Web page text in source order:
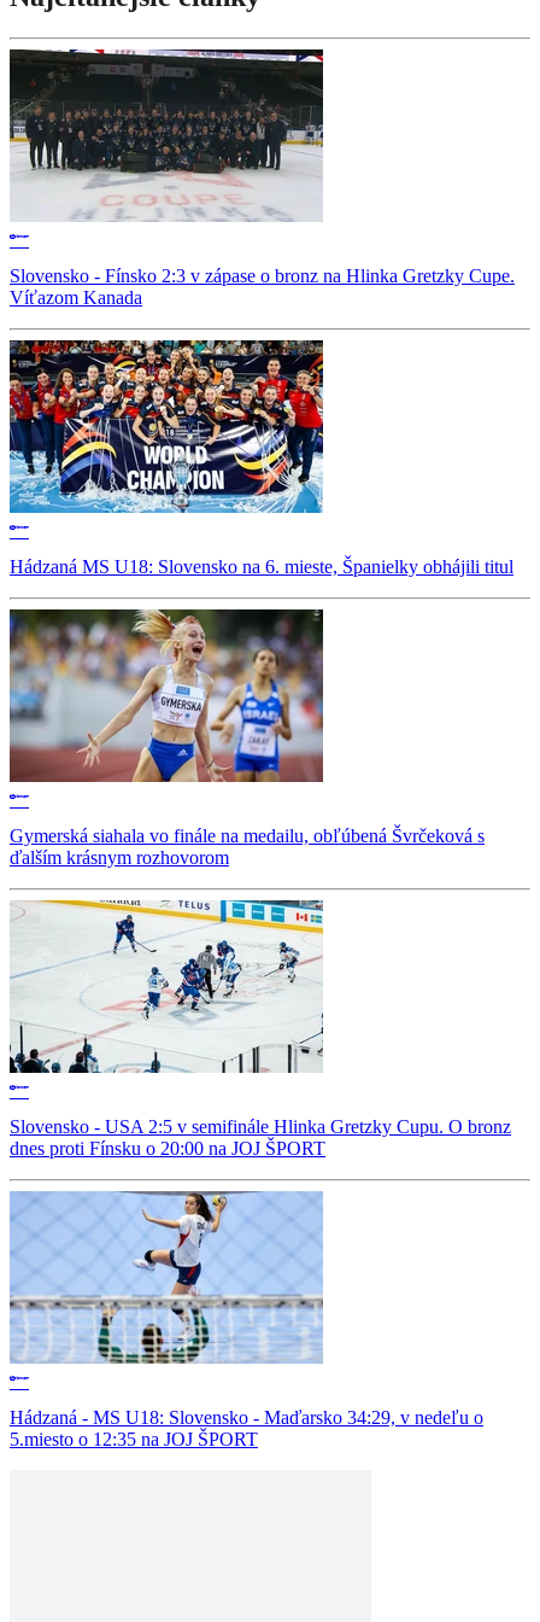
Slovensko - Fínsko 2:3 v zápase o bronz na Hlinka Gretzky Cupe.
Víťazom Kanada
Hádzaná MS U18: Slovensko na 6. mieste, Španielky obhájili titul
Gymerská siahala vo finále na medailu, obľúbená Švrčeková s
ďalším krásnym rozhovorom
Slovensko - USA 2:5 v semifinále Hlinka Gretzky Cupu. O bronz
dnes proti Fínsku o 20:00 na JOJ ŠPORT
Hádzaná - MS U18: Slovensko - Maďarsko 34:29, v nedeľu o
5.miesto o 12:35 na JOJ ŠPORT